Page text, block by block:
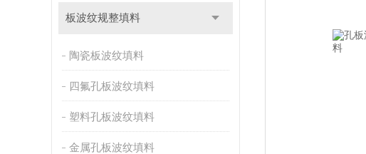
板波纹规整填料
陶瓷板波纹填料
四氟孔板波纹填料
塑料孔板波纹填料
金属孔板波纹填料